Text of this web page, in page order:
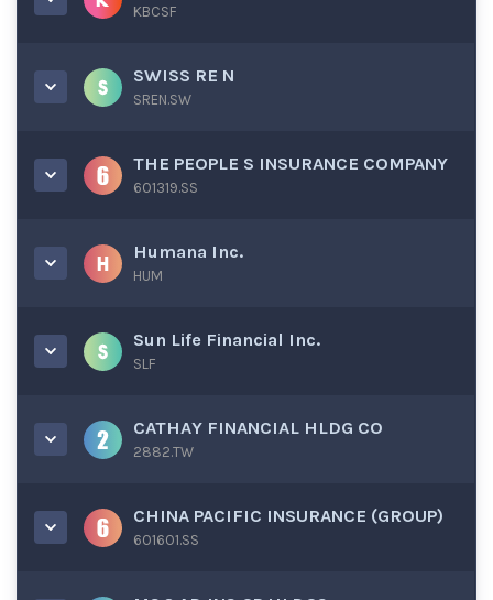
KBCSF
SWISS RE N
SREN.SW
THE PEOPLE S INSURANCE COMPANY
601319.SS
Humana Inc.
HUM
Sun Life Financial Inc.
SLF
CATHAY FINANCIAL HLDG CO
2882.TW
CHINA PACIFIC INSURANCE (GROUP)
601601.SS